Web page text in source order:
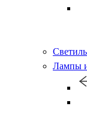
Лампы